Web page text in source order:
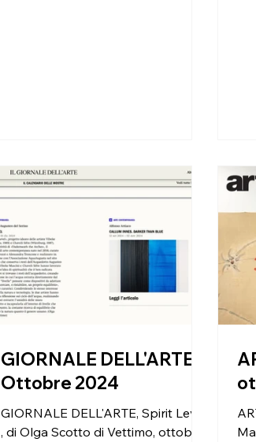
GIORNALE DELL'ARTE -
Ottobre 2024
GIORNALE DELL'ARTE, Spirit Level
, di Olga Scotto di Vettimo, ottobre